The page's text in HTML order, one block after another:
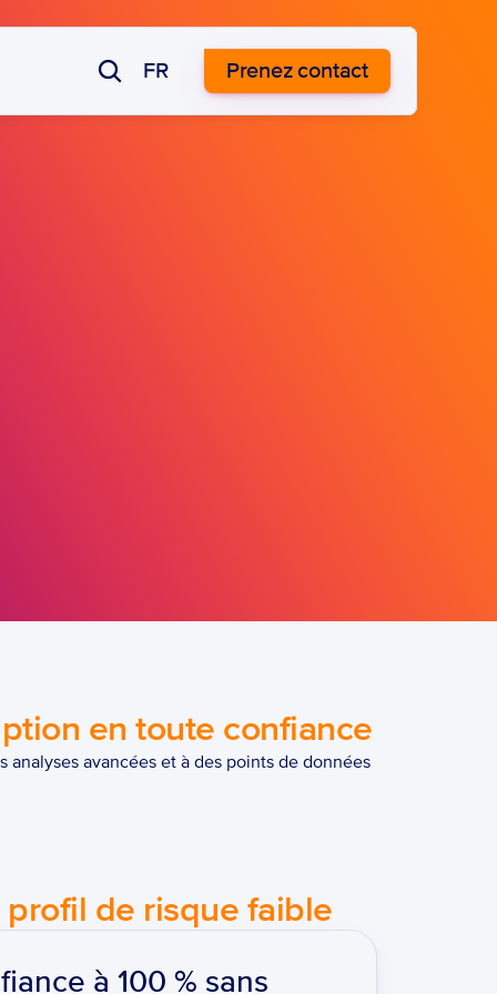
FR Prenez contact
en toute confiance
avancées et à des points de données
de risque faible
à 100 % sans